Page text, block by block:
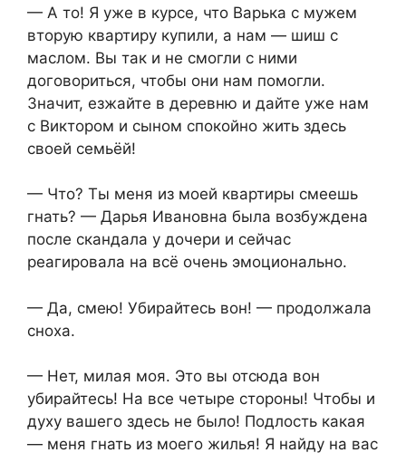
— А то! Я уже в курсе, что Варька с мужем
вторую квартиру купили, а нам — шиш с
маслом. Вы так и не смогли с ними
договориться, чтобы они нам помогли.
Значит, езжайте в деревню и дайте уже нам
с Виктором и сыном спокойно жить здесь
своей семьёй!
— Что? Ты меня из моей квартиры смеешь
гнать? — Дарья Ивановна была возбуждена
после скандала у дочери и сейчас
реагировала на всё очень эмоционально.
— Да, смею! Убирайтесь вон! — продолжала
сноха.
— Нет, милая моя. Это вы отсюда вон
убирайтесь! На все четыре стороны! Чтобы и
духу вашего здесь не было! Подлость какая
— меня гнать из моего жилья! Я найду на вас